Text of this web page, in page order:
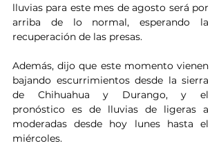
lluvias para este mes de agosto será por
arriba de lo normal, esperando la
recuperación de las presas.
Además, dijo que este momento vienen
bajando escurrimientos desde la sierra
de Chihuahua y Durango, y el
pronóstico es de lluvias de ligeras a
moderadas desde hoy lunes hasta el
miércoles.